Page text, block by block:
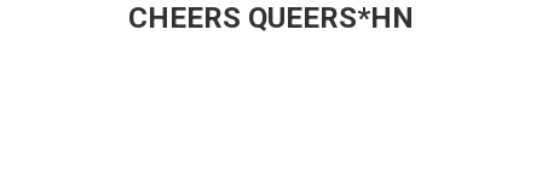
CHEERS QUEERS*HN